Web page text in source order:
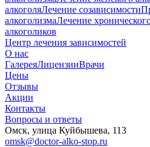
алкоголяЛечение созависимости
алкоголизмаЛечение
алкоголиков
Центр лечения зависимостей
О нас
ГалереяЛицензииВрачи
Цены
Отзывы
Акции
Контакты
Вопросы и ответы
Омск, улица Куйбышева, 113
omsk@doctor-alko-stop.ru